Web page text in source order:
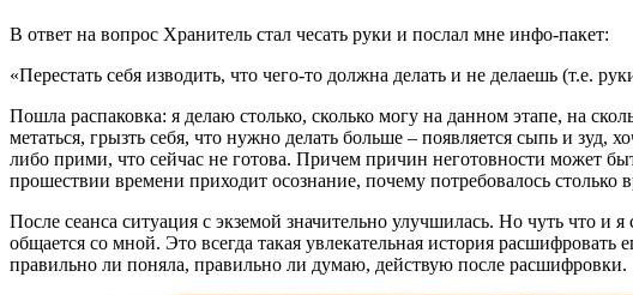
В ответ на вопрос Хранитель стал чесать руки и послал мне инфо-пакет:
«Перестать себя изводить, что чего-то должна делать и не делаешь (т.е.
Пошла распаковка: я делаю столько, сколько могу на данном этапе, на
метаться, грызть себя, что нужно делать больше – появляется сыпь и зуд,
либо прими, что сейчас не готова. Причем причин неготовности может
прошествии времени приходит осознание, почему потребовалось столько
После сеанса ситуация с экземой значительно улучшилась. Но чуть что и
общается со мной. Это всегда такая увлекательная история
правильно ли поняла, правильно ли думаю, действую после расшифровки.